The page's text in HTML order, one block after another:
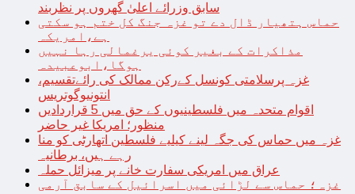
سابق وزرائے اعلیٰ گھروں پر نظربند
حماس ہتھیار ڈال دے تو غزہ جنگ کل ختم ہو سکتی
ہے،امریکہ
مذاکرات کے بغیر کوئی یرغمالی رہا نہیں
ہوگا،ابوعبیدہ
غزہ پرسلامتی کونسل کےرکن ممالک کی رائےتقسیم،
انتونیوگوتریس
اقوام متحدہ میں فلسطینیوں کے حق میں 5 قراردادیں
منظور؛ امریکا غیر حاضر
غزہ میں حماس کی جگہ لینے کیلیے فلسطین اتھارٹی کو منا
رہے ہیں، برطانیہ
عراق میں امریکی سفارت خانے پر میزائل حملہ
غزہ؛ حماس سے لڑائی میں اسرائیل کے سابق آرمی